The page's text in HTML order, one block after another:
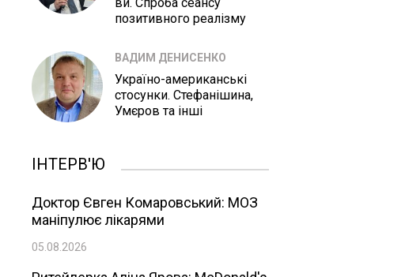
позитивного реалізму
ВАДИМ ДЕНИСЕНКО
Україно-американські
стосунки. Стефанішина,
Умєров та інші
ІНТЕРВ'Ю
Доктор Євген Комаровський: МОЗ
маніпулює лікарями
05.08.2026